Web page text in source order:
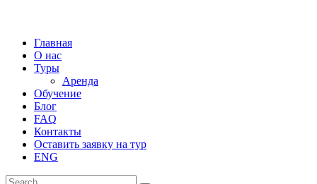
Главная
О нас
Туры
Аренда
Обучение
Блог
FAQ
Контакты
Оставить заявку на тур
ENG